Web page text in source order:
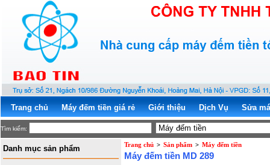
Trang chủ Máy đếm tiền giá rẻ Giới thiệu Dịch Vụ Sửa
Tìm kiếm:
Danh mục sản phẩm Trang chủ > Sản phẩm > Máy đếm tiền
Máy đếm tiền MD 289